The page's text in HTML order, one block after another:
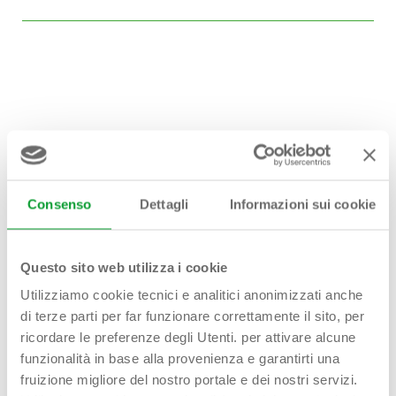
Consenso Dettagli Informazioni sui cookie
Questo sito web utilizza i cookie
Utilizziamo cookie tecnici e analitici anonimizzati anche
di terze parti per far funzionare correttamente il sito, per
ricordare le preferenze degli Utenti. per attivare alcune
funzionalità in base alla provenienza e garantirti una
fruizione migliore del nostro portale e dei nostri servizi.
Hai bisogno di
aiuto?
Contattaci!
First name - Last name*